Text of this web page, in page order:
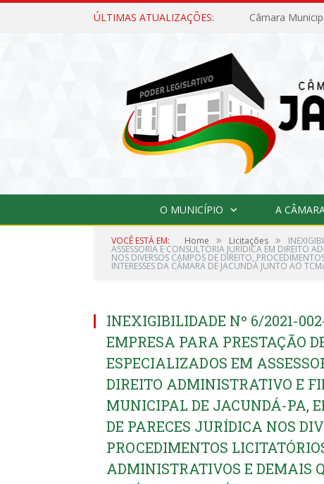
ÚLTIMAS ATUALIZAÇÕES:
O MUNICÍPIO A
VOCÊ ESTÁ EM: Home » Licitações »
ASSESSORIA E CONSULTORIA JURÍDICA EM DIREITO
NOS DIVERSOS CAMPOS DE DIREITO,
INTERESSES DA CÂMARA DE JACUNDÁ JUNTO AO
INEXIGIBILIDADE Nº 6/2021-
EMPRESA PARA PRESTAÇÃO
ESPECIALIZADOS EM
DIREITO ADMINISTRATIVO E
MUNICIPAL DE JACUNDÁ-PA,
DE PARECES JURÍDICA NOS
PROCEDIMENTOS
ADMINISTRATIVOS E DEMAIS